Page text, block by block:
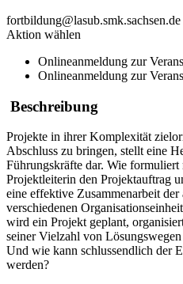
fortbildung@lasub.smk.sachsen.de
Aktion wählen
Onlineanmeldung zur
Onlineanmeldung zur
Beschreibung
Projekte in ihrer Komplexität
Abschluss zu bringen, stellt eine
Führungskräfte dar. Wie
Projektleiterin den Projektauftrag
eine effektive Zusammenarbeit
verschiedenen
wird ein Projekt geplant,
seiner Vielzahl von
Und wie kann schlussendlich der
werden?